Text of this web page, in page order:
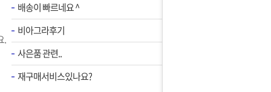
.
배송이 빠르네요 ^
비아그라후기
사은품 관련..
재구매서비스있나요?